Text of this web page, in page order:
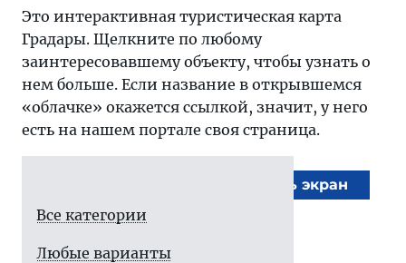
Это интерактивная туристическая карта
Градары. Щелкните по любому
заинтересовавшему объекту, чтобы узнать о
нем больше. Если название в открывшемся
«облачке» окажется ссылкой, значит, у него
есть на нашем портале своя страница.
На весь экран
Все категории
Любые варианты